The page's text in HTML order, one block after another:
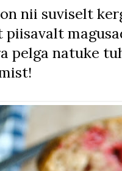
nii suviselt
pelga natuke